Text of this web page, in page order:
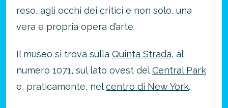
reso, agli occhi dei critici e non solo, una
vera e propria opera d’arte.
Il museo si trova sulla Quinta Strada, al
numero 1071, sul lato ovest delCentral Park
e, praticamente, nelcentro di New York.
Risparmia oltre il 21%!
approfitta del nostro 4-2-1